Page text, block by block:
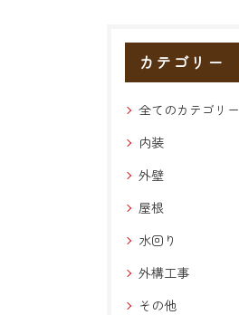
カテゴリー
全てのカテゴリー
内装
外壁
屋根
水回り
外構工事
その他